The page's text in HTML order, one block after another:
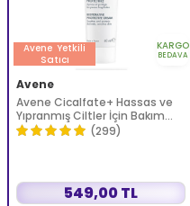
Avene Yetkili
Satıcı
KARGO
BEDAVA
Avene
Avene Cicalfate+ Hassas ve
Yıpranmış Ciltler İçin Bakım
Kremi 40 ml (299)
549,00 TL